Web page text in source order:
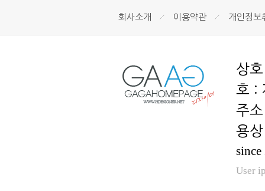
회사소개 이용약관 개인정보
호 :
용
User